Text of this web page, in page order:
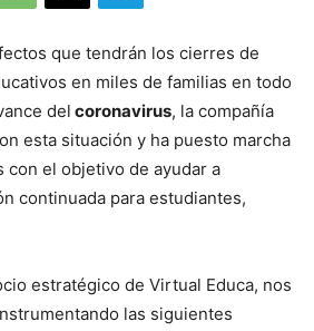
que tendrán los cierres de
en miles de familias en todo
del coronavirus, la compañía
esta situación y ha puesto marcha
con el objetivo de ayudar a
continuada para estudiantes,
estratégico de Virtual Educa, nos
las siguientes